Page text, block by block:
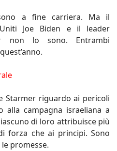
a fine carriera. Ma il
Joe Biden e il leader
non lo sono. Entrambi
Starmer riguardo ai pericoli
alla campagna israeliana a
di loro attribuisce più
forza che ai principi. Sono
promesse.